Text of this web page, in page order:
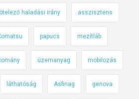
haladási irány asszisztens
papucs mezítláb
üzemanyag mobilozás
láthatóság Asfinag genova